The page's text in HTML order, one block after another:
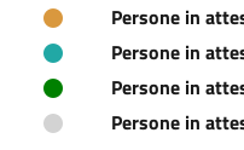
Persone in
Persone in
Persone in
Persone in